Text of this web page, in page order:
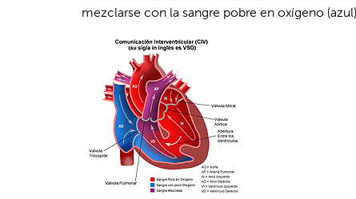
mezclarse con la sangre pobre en oxígeno